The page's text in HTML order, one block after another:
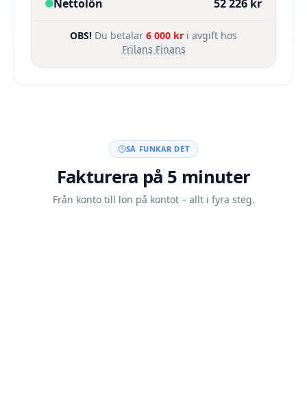
Nettolön 52 226 kr
OBS! Du betalar 6 000 kr i avgift hos
Frilans Finans
SÅ FUNKAR DET
Fakturera på 5 minuter
Från konto till lön på kontot – allt i fyra steg.